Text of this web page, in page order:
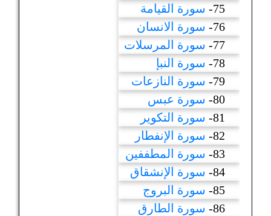
75-
سورة القيامة
76-
سورة الانسان
77-
سورة المرسلات
78-
سورة النبإ
79-
سورة النازعات
80- سورة عبس
81- سورة التكوير
82- سورة الإنفطار
83- سورة المطففين
84- سورة الإنشقاق
85- سورة البروج
86- سورة الطارق